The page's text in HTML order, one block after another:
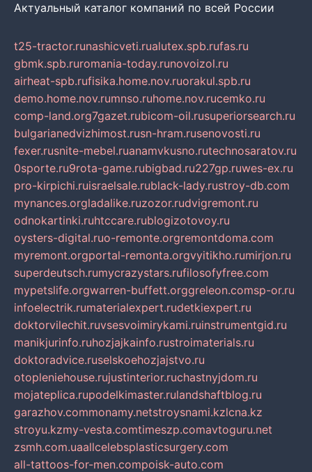
Актуальный каталог компаний по всей России
t25-tractor.runashicveti.rualutex.spb.rufas.ru
gbmk.spb.ruromania-today.runovoizol.ru
airheat-spb.rufisika.home.nov.ruorakul.spb.ru
demo.home.nov.rumnso.ruhome.nov.rucemko.ru
comp-land.org7gazet.rubicom-oil.rusuperiorsearch.ru
bulgarianedvizhimost.rusn-hram.rusenovosti.ru
fexer.rusnite-mebel.ruanamvkusno.rutechnosaratov.ru
0sporte.ru9rota-game.rubigbad.ru227gp.ruwes-ex.ru
pro-kirpichi.ruisraelsale.rublack-lady.rustroy-db.com
mynances.orgladalike.ruzozor.rudvigremont.ru
odnokartinki.ruhtccare.rublogizotovoy.ru
oysters-digital.ruo-remonte.orgremontdoma.com
myremont.orgportal-remonta.orgvyitikho.rumirjon.ru
superdeutsch.rumycrazystars.rufilosofyfree.com
mypetslife.orgwarren-buffett.orggreleon.comsp-or.ru
infoelectrik.rumaterialexpert.rudetkiexpert.ru
doktorvilechit.ruvsesvoimirykami.ruinstrumentgid.ru
manikjurinfo.ruhozjajkainfo.rustroimaterials.ru
doktoradvice.ruselskoehozjajstvo.ru
otopleniehouse.rujustinterior.ruchastnyjdom.ru
mojateplica.rupodelkimaster.rulandshaftblog.ru
garazhov.commonamy.netstroysnami.kzlcna.kz
stroyu.kzmy-vesta.comtimeszp.comavtoguru.net
zsmh.com.uaallcelebsplasticsurgery.com
all-tattoos-for-men.compoisk-auto.com